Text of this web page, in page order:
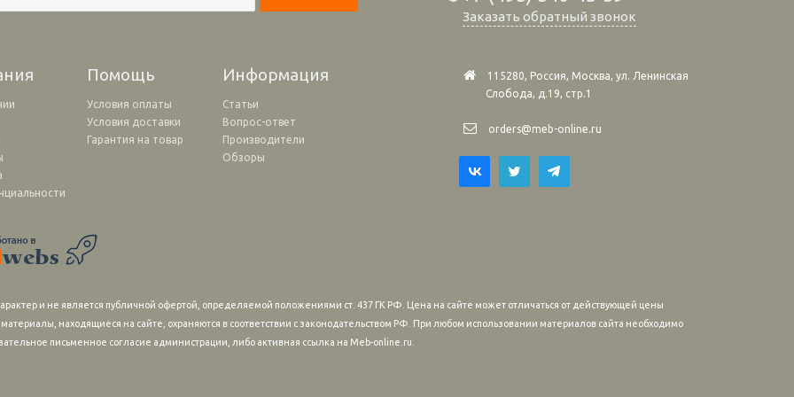
Заказать обратный звонок
Помощь Информация
Условия оплаты
Условия доставки
Гарантия на товар
Статьи
Вопрос-ответ
Производители
Обзоры
115280, Россия, Москва, ул. Ленинская
Слобода, д.19, стр.1
orders@meb-online.ru
и не является публичной офертой, определяемой положениями ст. 437 ГК РФ. Цена на сайте может отличаться от действующей цены
находящиеся на сайте, охраняются в соответствии с законодательством РФ. При любом использовании материалов сайта необходимо
письменное согласие администрации, либо активная ссылка на Meb-online.ru.